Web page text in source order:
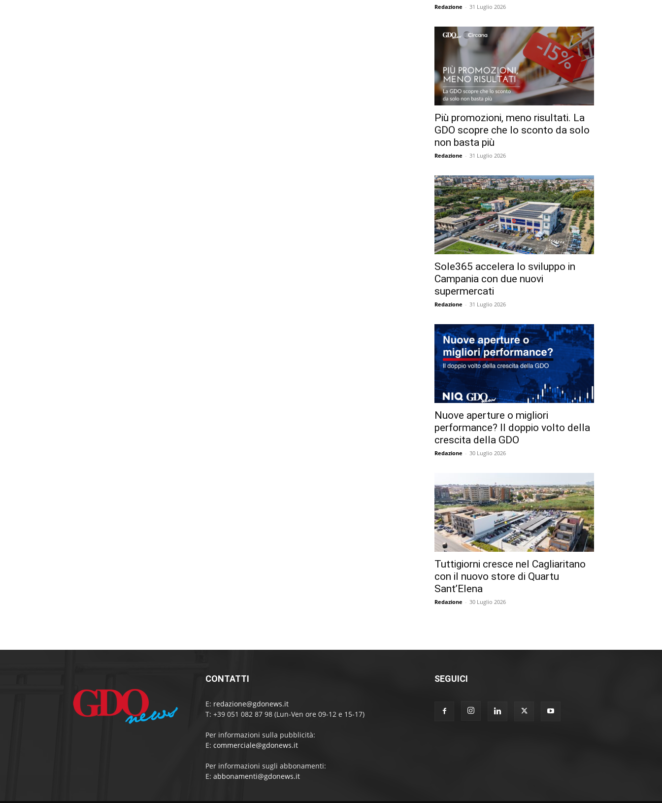
Redazione - 31 Luglio 2026
Più promozioni, meno risultati. La
GDO scopre che lo sconto da solo
non basta più
Redazione - 31 Luglio 2026
Sole365 accelera lo sviluppo in
Campania con due nuovi
supermercati
Redazione - 31 Luglio 2026
Nuove aperture o migliori
performance? Il doppio volto della
crescita della GDO
Redazione - 30 Luglio 2026
Tuttigiorni cresce nel Cagliaritano
con il nuovo store di Quartu
Sant’Elena
Redazione - 30 Luglio 2026
CONTATTI
E: redazione@gdonews.it
T: +39 051 082 87 98 (Lun-Ven ore 09-12 e 15-17)
Per informazioni sulla pubblicità:
E: commerciale@gdonews.it
Per informazioni sugli abbonamenti:
E: abbonamenti@gdonews.it
SEGUICI